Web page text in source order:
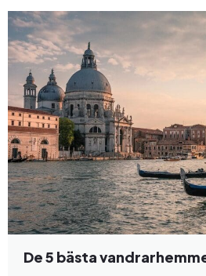
De 5 bästa